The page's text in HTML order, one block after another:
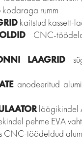
kodaraga rumm
kaitstud kassett-
CNC-
LAAGRID
anodeeritud
löögikindel
pehme EVA
CNC-töödeldud